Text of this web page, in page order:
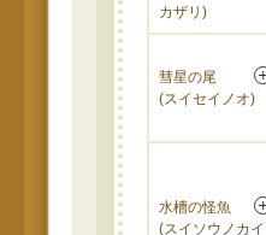
カザリ)
彗星の尾
(スイセイノオ)
水槽の怪魚
(スイソウノカイ